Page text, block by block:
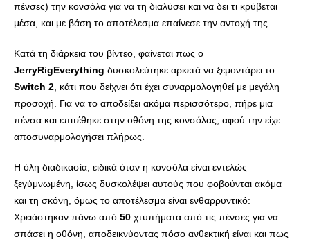
πένσες) την κονσόλα για να τη διαλύσει και να δει τι κρύβεται
μέσα, και με βάση το αποτέλεσμα επαίνεσε την αντοχή της.
Κατά τη διάρκεια του βίντεο, φαίνεται πως ο
JerryRigEverything δυσκολεύτηκε αρκετά να ξεμοντάρει το
Switch 2 , κάτι που δείχνει ότι έχει συναρμολογηθεί με μεγάλη
προσοχή. Για να το αποδείξει ακόμα περισσότερο, πήρε μια
πένσα και επιτέθηκε στην οθόνη της κονσόλας, αφού την είχε
αποσυναρμολογήσει πλήρως.
Η όλη διαδικασία, ειδικά όταν η κονσόλα είναι εντελώς
ξεγύμνωμένη, ίσως δυσκολέψει αυτούς που φοβούνται ακόμα
και τη σκόνη, όμως το αποτέλεσμα είναι ενθαρρυντικό:
Χρειάστηκαν πάνω από 50 χτυπήματα από τις πένσες για να
σπάσει η οθόνη, αποδεικνύοντας πόσο ανθεκτική είναι και πως